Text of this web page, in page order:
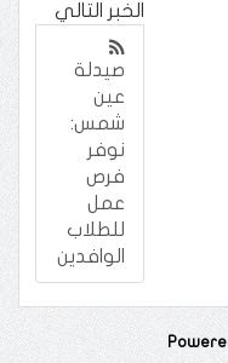
الخبر التالي
صيدلة
عين
شمس:
نوفر
فرص
عمل
للطلاب
الوافدين